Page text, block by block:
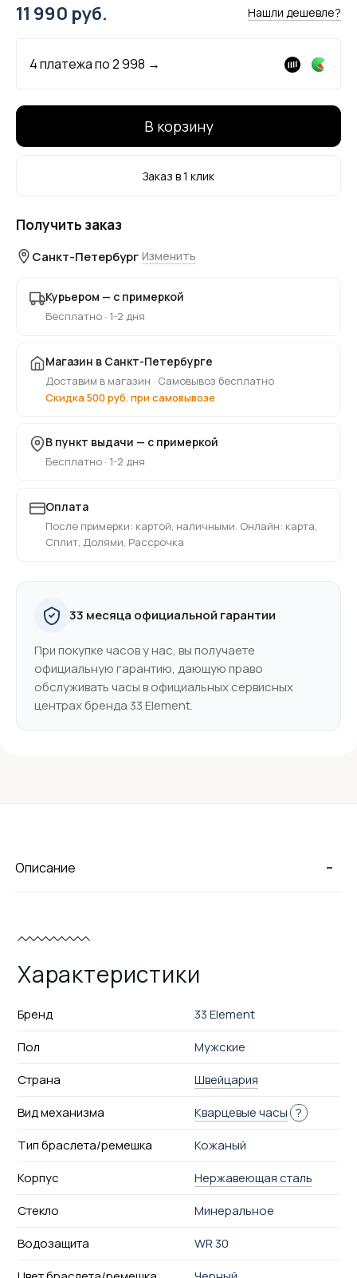
11 990 руб. Нашли дешевле?
4 платежа по2 998 →
В корзину
Заказ в 1 клик
Получить заказ
Санкт-Петербург Изменить
Курьером — с примеркой
Бесплатно · 1-2 дня
Магазин в Санкт-Петербурге
Доставим в магазин · Самовывоз бесплатно
Скидка 500 руб. при самовывозе
В пункт выдачи — с примеркой
Бесплатно · 1-2 дня
Оплата
После примерки: картой, наличными. Онлайн: карта,
Сплит, Долями, Рассрочка
33 месяца официальной гарантии
При покупке часов у нас, вы получаете
официальную гарантию, дающую право
обслуживать часы в официальных сервисных
центрах бренда 33 Element.
-
Описание
Характеристики
Бренд
33 Element
Пол
Мужские
Страна
Швейцария
Вид механизма
Кварцевые часы ?
Тип браслета/ремешка
Кожаный
Корпус
Нержавеющая сталь
Стекло
Минеральное
Водозащита
WR 30